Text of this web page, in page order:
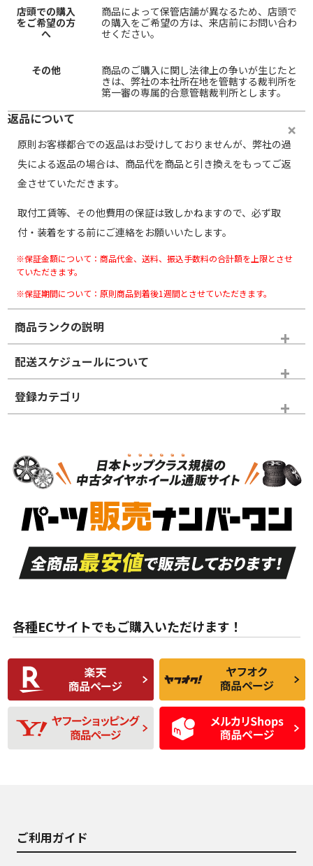
店頭での購入
をご希望の方
へ
商品によって保管店舗が異なるため、店頭で
の購入をご希望の方は、来店前にお問い合わ
せください。
その他
商品のご購入に関し法律上の争いが生じたと
きは、弊社の本社所在地を管轄する裁判所を
第一審の専属的合意管轄裁判所とします。
返品について
原則お客様都合での返品はお受けしておりませんが、弊社の過
失による返品の場合は、商品代を商品と引き換えをもってご返
金させていただきます。
取付工賃等、その他費用の保証は致しかねますので、必ず取
付・装着をする前にご連絡をお願いいたします。
※保証金額について：商品代金、送料、振込手数料の合計額を上限とさせ
ていただきます。
※保証期間について：原則商品到着後1週間とさせていただきます。
商品ランクの説明
※商品ランクは出品者の主観により判断しておりますので、あら
かじめご了承ください。
ホイールランク
S
品）
S
新車外し品（新古
付き
A
走行距離も少なく、
目立つ傷もほとんど
ない中古品
A
走行距離も少なく、
非常に状態の良い中
古品
な中古品
んどない中古品
C
比較的きれいな中古
品
C
られるが、使用に問
題のない中古品
D
使用感や目立つ傷が
あり、一般的な中古
品
D
残り溝も少なく、偏
磨耗がみられ、短期
間使用できるくらい
の中古品
配送スケジュールについて
登録カテゴリ
スタッドレスタイヤホイールセット
各種ECサイトでもご購入いただけます！
ご利用ガイド